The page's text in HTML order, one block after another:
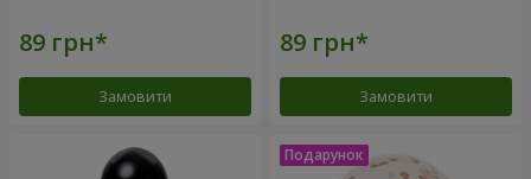
Замовити Замовити